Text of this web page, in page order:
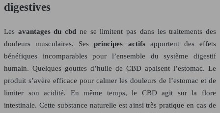
digestives
Les avantages du cbd ne se limitent pas dans les traitements des
douleurs musculaires. Sesprincipes actifsapportent des effets
bénéfiques incomparables pour l’ensemble du système digestif
humain. Quelques gouttes d’huile de CBD apaisent l’estomac. Le
produit s’avère efficace pour calmer les douleurs de l’estomac et de
limiter son acidité. En même temps, le CBD agit sur la flore
intestinale. Cette substance naturelle est ainsi très pratique en cas de